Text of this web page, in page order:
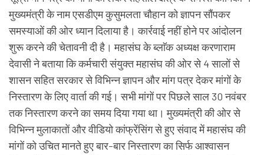
मुख्यमंत्री के नाम एसडीएम कुसुमलता चौहान को ज्ञापन सौंपकर
समस्याओं की ओर ध्यान दिलाया है। कार्रवाई नहीं होने पर आंदोलन
शुरू करने की चेतावनी दी है। महासंघ के ब्लाॅक अध्यक्ष करणाराम
देवासी ने बताया कि कर्मचारी संयुक्त महासंघ की ओर से 4 सालों से
शासन सहित सरकार से विभिन्न ज्ञापन और मांग पत्र देकर मांगों के
निस्तारण के लिए वार्ता की गई। सभी मांगों पर पिछले साल 30 नवंबर
तक निस्तारण करने का समय दिया गया था। मुख्यमंत्री की ओर से
विभिन्न मुलाकातों और वीडियो कांफ्रेंसिंग से हुए संवाद में महासंघ की
मांगों को उचित मानते हुए बार-बार निस्तारण का सिर्फ आश्वासन